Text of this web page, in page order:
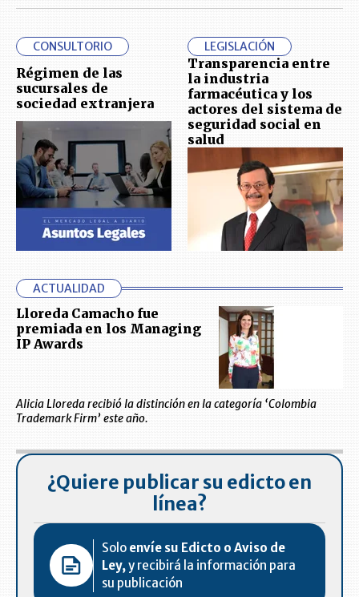
CONSULTORIO
Régimen de las
sucursales de
sociedad extranjera
LEGISLACIÓN
Transparencia entre
la industria
farmacéutica y los
actores del sistema de
seguridad social en
salud
ACTUALIDAD
Lloreda Camacho fue
premiada en los Managing
IP Awards
Alicia Lloreda recibió la distinción en la categoría ‘Colombia
Trademark Firm’ este año.
¿Quiere publicar su edicto en
línea?
Solo envíe su Edicto o Aviso de
Ley, y recibirá la información para
su publicación